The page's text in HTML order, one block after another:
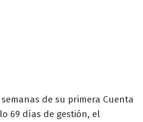
de su primera Cuenta
69 días de gestión, el